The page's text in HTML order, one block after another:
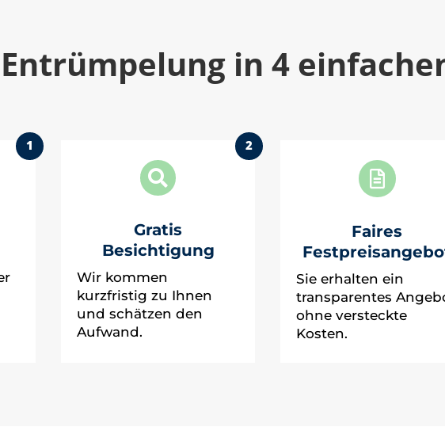
in 4
1

Gratis
Besichtigung
2
Wir kommen
kurzfristig zu Ihnen
und schätzen den
Aufwand.

Faires
Sie erhalten ein
transparentes
ohne versteckte
Kosten.